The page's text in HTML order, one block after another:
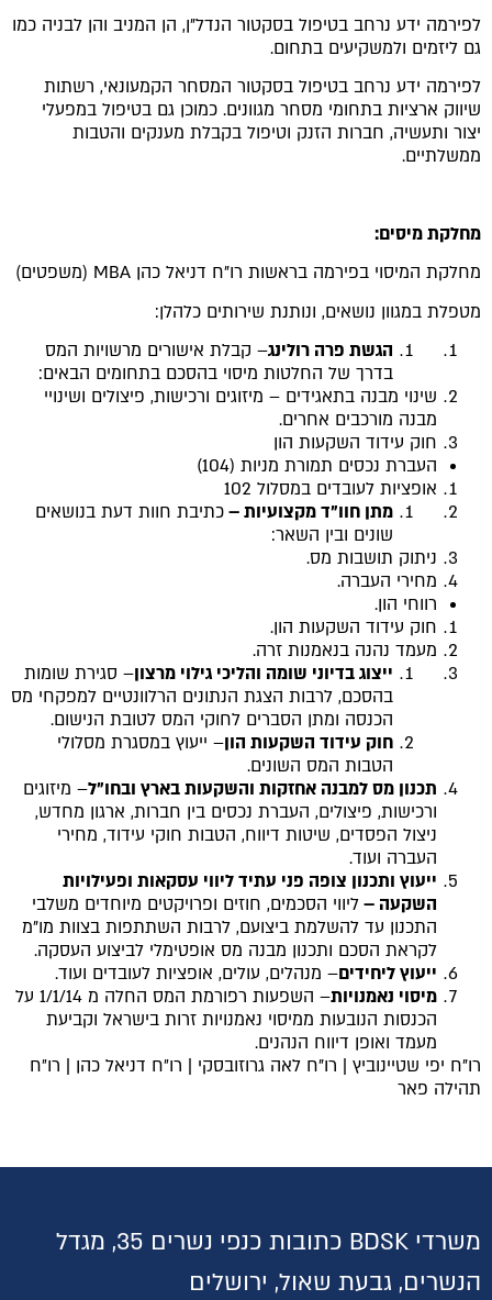
לפירמה ידע נרחב בטיפול בסקטור הנדל"ן, הן המניב והן לבניה כמו
גם ליזמים ולמשקיעים בתחום.
לפירמה ידע נרחב בטיפול בסקטור המסחר הקמעונאי, רשתות
שיווק ארציות בתחומי מסחר מגוונים. כמוכן גם בטיפול במפעלי
יצור ותעשיה, חברות הזנק וטיפול בקבלת מענקים והטבות
ממשלתיים.
מחלקת מיסים:
מחלקת המיסוי בפירמה בראשות רו"ח דניאל כהן MBA (משפטים)
מטפלת במגוון נושאים, ונותנת שירותים כלהלן:
הגשת פרה רולינג– קבלת אישורים מרשויות המס
בדרך של החלטות מיסוי בהסכם בתחומים הבאים:
שינוי מבנה בתאגידים – מיזוגים ורכישות, פיצולים ושינויי
מבנה מורכבים אחרים.
חוק עידוד השקעות הון
העברת נכסים תמורת מניות (104)
אופציות לעובדים במסלול 102
מתן חוו"ד מקצועיות–כתיבת חוות דעת בנושאים
שונים ובין השאר:
ניתוק תושבות מס.
מחירי העברה.
רווחי הון.
חוק עידוד השקעות הון.
מעמד נהנה בנאמנות זרה.
ייצוג בדיוני שומה והליכי גילוי מרצון– סגירת שומות
בהסכם, לרבות הצגת הנתונים הרלוונטיים למפקחי מס
הכנסה ומתן הסברים לחוקי המס לטובת הנישום.
חוק עידוד השקעות הון– ייעוץ במסגרת מסלולי
הטבות המס השונים.
תכנון מס למבנה אחזקות והשקעות בארץ ובחו"ל– מיזוגים
ורכישות, פיצולים, העברת נכסים בין חברות, ארגון מחדש,
ניצול הפסדים, שיטות דיווח, הטבות חוקי עידוד, מחירי
העברה ועוד.
ייעוץ ותכנון צופה פני עתיד ליווי עסקאות ופעילויות
השקעה –ליווי הסכמים, חוזים ופרויקטים מיוחדים משלבי
התכנון עד להשלמת ביצועם, לרבות השתתפות בצוות מו"מ
לקראת הסכם ותכנון מבנה מס אופטימלי לביצוע העסקה.
ייעוץ ליחידים– מנהלים, עולים, אופציות לעובדים ועוד.
מיסוי נאמנויות
– השפעות רפורמת המס החלה מ 1/1/14 על
הכנסות הנובעות ממיסוי נאמנויות זרות בישראל וקביעת
מעמד ואופן דיווח הנהנים.
רו"ח יפי שטיינוביץ | רו"ח לאה גרוזובסקי | רו״ח דניאל כהן | רו״ח
תהילה פאר
משרדי BDSK כתובות כנפי נשרים 35, מגדל
הנשרים, גבעת שאול, ירושלים